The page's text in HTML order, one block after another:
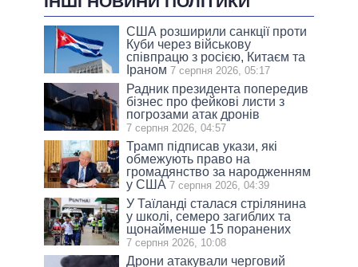
США розширили санкції проти
Куби через військову
співпрацю з росією, Китаєм та
Іраном 7 серпня 2026, 05:17
Радник президента попередив
бізнес про фейкові листи з
погрозами атак дронів
7 серпня 2026, 04:57
Трамп підписав укази, які
обмежують право на
громадянство за народженням
у США 7 серпня 2026, 04:39
У Таїланді сталася стрілянина
у школі, семеро загиблих та
щонайменше 15 поранених
7 серпня 2026, 10:08
Дрони атакували черговий